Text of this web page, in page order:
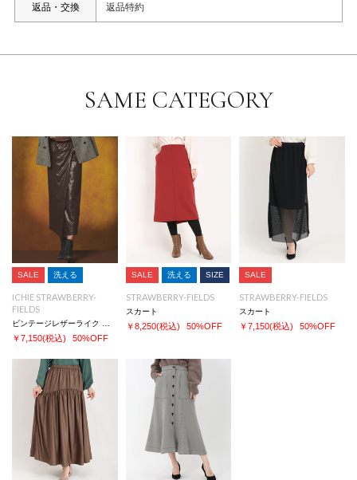
返品・交換 返品特約
SAME CATEGORY
SALE 洗える
ICHIE STRAWBERRY-
FIELDS
￥7,150(税込) 50%OFF
SALE 洗える SIZE
STRAWBERRY-FIELDS
スカート
￥8,250(税込) 50%OFF
SALE
STRAWBERRY-FIELDS
スカート
￥7,150(税込) 50%OFF